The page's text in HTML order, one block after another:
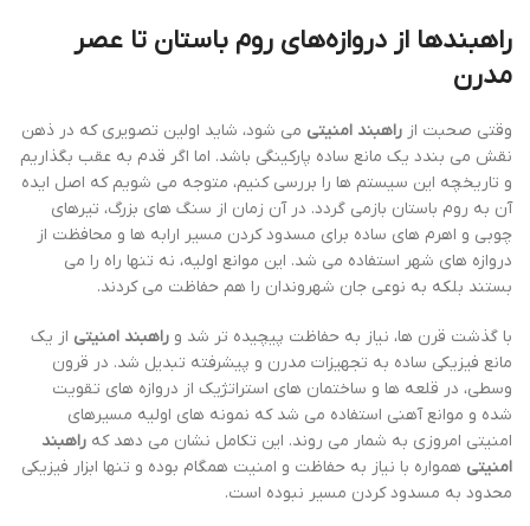
راهبندها از دروازه‌های روم باستان تا عصر
مدرن
وقتی صحبت از راهبند امنیتی می شود، شاید اولین تصویری که در ذهن
نقش می بندد یک مانع ساده پارکینگی باشد. اما اگر قدم به عقب بگذاریم
و تاریخچه این سیستم ها را بررسی کنیم، متوجه می شویم که اصل ایده
آن به روم باستان بازمی گردد. در آن زمان از سنگ های بزرگ، تیرهای
چوبی و اهرم های ساده برای مسدود کردن مسیر ارابه ها و محافظت از
دروازه های شهر استفاده می شد. این موانع اولیه، نه تنها راه را می
بستند بلکه به نوعی جان شهروندان را هم حفاظت می کردند.
با گذشت قرن ها، نیاز به حفاظت پیچیده تر شد و راهبند امنیتی از یک
مانع فیزیکی ساده به تجهیزات مدرن و پیشرفته تبدیل شد. در قرون
وسطی، در قلعه ها و ساختمان های استراتژیک از دروازه های تقویت
شده و موانع آهنی استفاده می شد که نمونه های اولیه مسیرهای
امنیتی امروزی به شمار می روند. این تکامل نشان می دهد که راهبند
امنیتی همواره با نیاز به حفاظت و امنیت همگام بوده و تنها ابزار فیزیکی
محدود به مسدود کردن مسیر نبوده است.